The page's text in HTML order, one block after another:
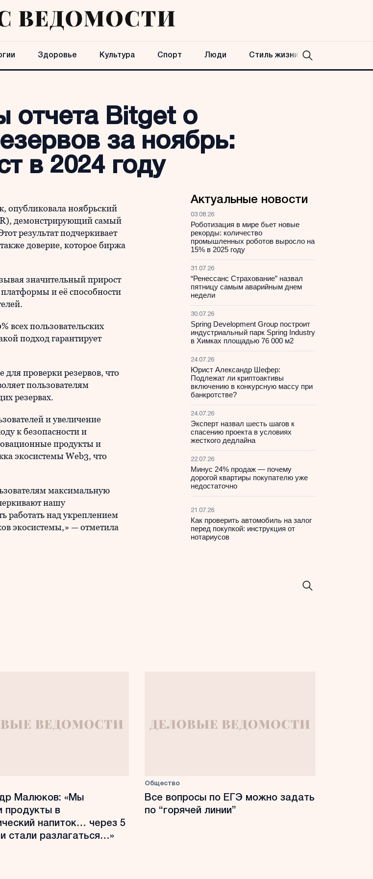
Здоровье Культура Спорт Люди Стиль жизни
отчета Bitget о
за ноябрь:
в 2024 году
опубликовала ноябрьский
демонстрирующий самый
результат подчеркивает
доверие, которое биржа
значительный прирост
платформы и её способности
всех пользовательских
подход гарантирует
проверки резервов, что
пользователям
резервах.
и увеличение
к безопасности и
продукты и
экосистемы Web3, что
максимальную
нашу
работать над укреплением
экосистемы,» — отметила
Актуальные новости
03.08.26
Роботизация в мире бьет новые
рекорды: количество
промышленных роботов выросло на
15% в 2025 году
31.07.26
“Ренессанс Страхование” назвал
пятницу самым аварийным днем
недели
30.07.26
Spring Development Group построит
индустриальный парк Spring Industry
в Химках площадью 76 000 м2
24.07.26
Юрист Александр Шефер:
Подлежат ли криптоактивы
включению в конкурсную массу при
банкротстве?
24.07.26
Эксперт назвал шесть шагов к
спасению проекта в условиях
жесткого дедлайна
22.07.26
Минус 24% продаж — почему
дорогой квартиры покупателю уже
недостаточно
21.07.26
Как проверить автомобиль на залог
перед покупкой: инструкция от
нотариусов
Малюков: «Мы
продукты в
напиток… через 5
стали разлагаться…»
Общество
Все вопросы по ЕГЭ можно задать
по “горячей линии”